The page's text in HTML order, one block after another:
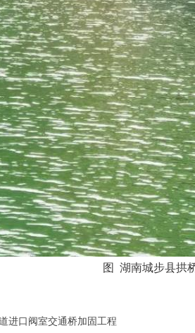
图 湖南城步县拱
进口阀室交通桥加固工程